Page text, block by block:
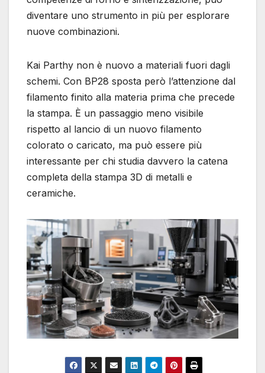
diventare uno strumento in più per esplorare
nuove combinazioni.
Kai Parthy non è nuovo a materiali fuori dagli
schemi. Con BP28 sposta però l’attenzione dal
filamento finito alla materia prima che precede
la stampa. È un passaggio meno visibile
rispetto al lancio di un nuovo filamento
colorato o caricato, ma può essere più
interessante per chi studia davvero la catena
completa della stampa 3D di metalli e
ceramiche.